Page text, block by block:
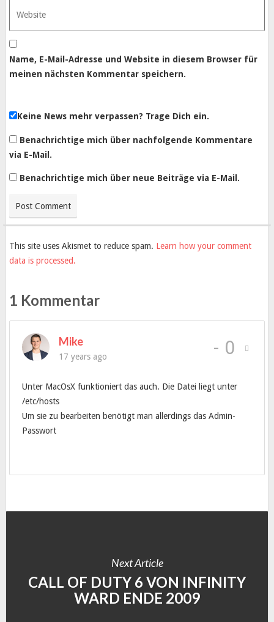
Name, E-Mail-Adresse und Website in diesem Browser für
meinen nächsten Kommentar speichern.
Keine News mehr verpassen? Trage Dich ein.
Benachrichtige mich über nachfolgende Kommentare
via E-Mail.
Benachrichtige mich über neue Beiträge via E-Mail.
This site uses Akismet to reduce spam. Learn how your comment
data is processed.
1 Kommentar
Mike
17 years ago - 0
Unter MacOsX funktioniert das auch. Die Datei liegt unter
/etc/hosts
Um sie zu bearbeiten benötigt man allerdings das Admin-
Passwort
Next Article
CALL OF DUTY 6 VON INFINITY
WARD ENDE 2009